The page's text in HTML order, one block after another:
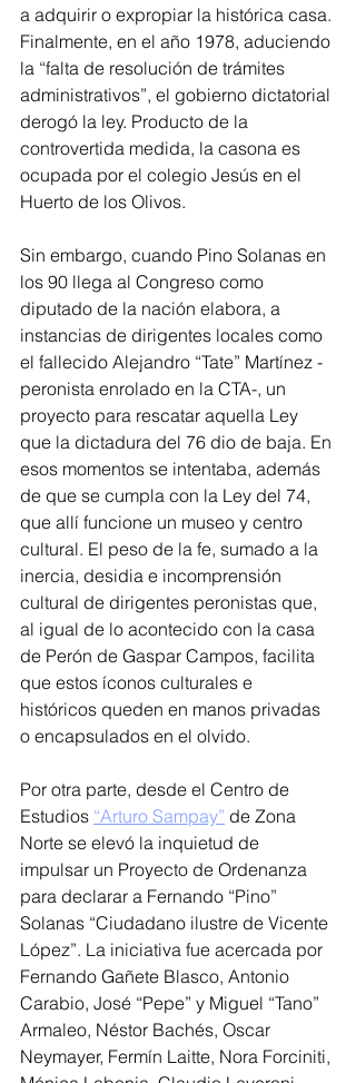
a adquirir o expropiar la histórica casa.
Finalmente, en el año 1978, aduciendo
la “falta de resolución de trámites
administrativos”, el gobierno dictatorial
derogó la ley. Producto de la
controvertida medida, la casona es
ocupada por el colegio Jesús en el
Huerto de los Olivos.
Sin embargo, cuando Pino Solanas en
los 90 llega al Congreso como
diputado de la nación elabora, a
instancias de dirigentes locales como
el fallecido Alejandro “Tate” Martínez -
peronista enrolado en la CTA-, un
proyecto para rescatar aquella Ley
que la dictadura del 76 dio de baja. En
esos momentos se intentaba, además
de que se cumpla con la Ley del 74,
que allí funcione un museo y centro
cultural. El peso de la fe, sumado a la
inercia, desidia e incomprensión
cultural de dirigentes peronistas que,
al igual de lo acontecido con la casa
de Perón de Gaspar Campos, facilita
que estos íconos culturales e
históricos queden en manos privadas
o encapsulados en el olvido.
Por otra parte, desde el Centro de
Estudios “Arturo Sampay” de Zona
Norte se elevó la inquietud de
impulsar un Proyecto de Ordenanza
para declarar a Fernando “Pino”
Solanas “Ciudadano ilustre de Vicente
López”. La iniciativa fue acercada por
Fernando Gañete Blasco, Antonio
Carabio, José “Pepe” y Miguel “Tano”
Armaleo, Néstor Bachés, Oscar
Neymayer, Fermín Laitte, Nora Forciniti,